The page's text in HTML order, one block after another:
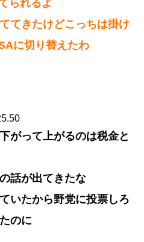
られるよ
てきたけどこっちは掛け
に切り替えたわ
がって上がるのは税金と
話が出てきたな
いたから野党に投票しろ
のに